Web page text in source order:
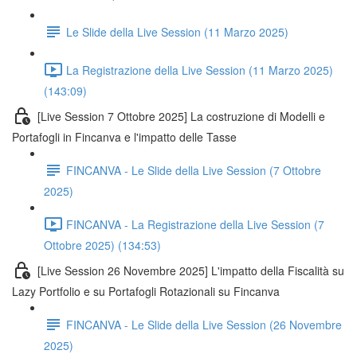
Le Slide della Live Session (11 Marzo 2025)
La Registrazione della Live Session (11 Marzo 2025)
(143:09)
[Live Session 7 Ottobre 2025] La costruzione di Modelli e
Portafogli in Fincanva e l'impatto delle Tasse
FINCANVA - Le Slide della Live Session (7 Ottobre
2025)
FINCANVA - La Registrazione della Live Session (7
Ottobre 2025) (134:53)
[Live Session 26 Novembre 2025] L'impatto della Fiscalità su
Lazy Portfolio e su Portafogli Rotazionali su Fincanva
FINCANVA - Le Slide della Live Session (26 Novembre
2025)